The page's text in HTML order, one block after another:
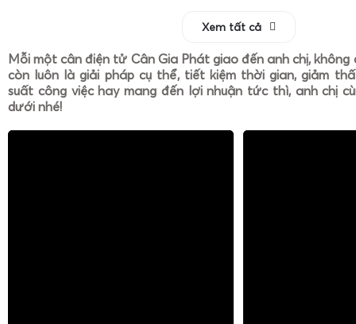
Xem tất cả
Mỗi một cân điện tử Cân Gia Phát giao đến anh chị, không
còn luôn là giải pháp cụ thể, tiết kiệm thời gian, giảm
suất công việc hay mang đến lợi nhuận tức thì, anh chị
dưới nhé!